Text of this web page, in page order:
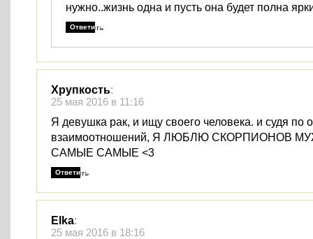
нужно..жизнь одна и пусть она будет полна
Ответить
Хрупкость:
25 мая 2016 в 11:16
Я девушка рак, и ищу своего человека. и судя по
взаимоотношений, Я ЛЮБЛЮ СКОРПИОНОВ
САМЫЕ САМЫЕ <3
Ответить
Elka:
25 мая 2016 в 18:16